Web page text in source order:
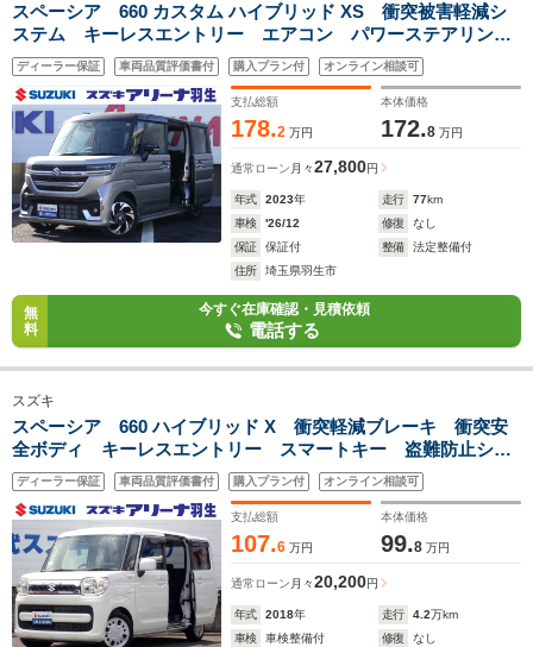
スペーシア 660 カスタム ハイブリッド XS 衝突被害軽減シ
ステム キーレスエントリー エアコン パワーステアリング
パワーウィンドウ 運転席エアバッグ ABS
ディーラー保証 車両品質評価書付 購入プラン付 オンライン相談可
支払総額
178.2 万円
本体価格
172.8 万円
通常ローン 月々27,800円
年式 2023年 走行 77km
車検
'26/12 修復
なし
保証
保証付 整備
法定整備付
住所
埼玉県羽生市
無
料
今すぐ在庫確認・見積依頼
電話する
スズキ
スペーシア 660 ハイブリッド X 衝突軽減ブレーキ 衝突安
全ボディ キーレスエントリー スマートキー 盗難防止シス
テム アイドリングストップ ベンチシート フルフラット
シートヒーター ドアバイザー バックカメラ オートエアコ
ン
ディーラー保証 車両品質評価書付 購入プラン付 オンライン相談可
支払総額
107.6 万円
本体価格
99.8 万円
通常ローン 月々20,200円
年式 2018年 走行 4.2万km
車検
車検整備付 修復
なし